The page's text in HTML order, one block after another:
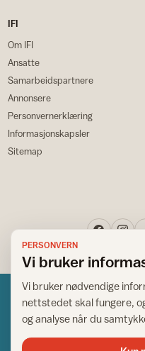
IFI
Om IFI
Ansatte
Samarbeidspartnere
Annonsere
Personvernerklæring
Informasjonskapsler
Sitemap
PERSONVERN
Vi bruker
Vi bruker nødvendige
nettstedet skal fungere,
og analyse når du